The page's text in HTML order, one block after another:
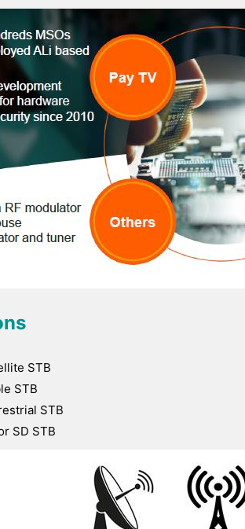
STB
STB
STB
SD STB